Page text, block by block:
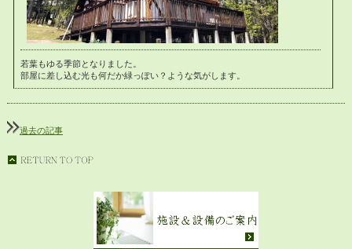
若葉もゆる季節となりました。
部屋に差し込む光も何だか緑っぽい？ような気がします。
過去の記事